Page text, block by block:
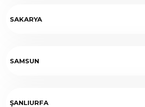
SAKARYA
SAMSUN
ŞANLIURFA